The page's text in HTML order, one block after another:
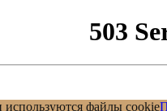
503
файлы cookie